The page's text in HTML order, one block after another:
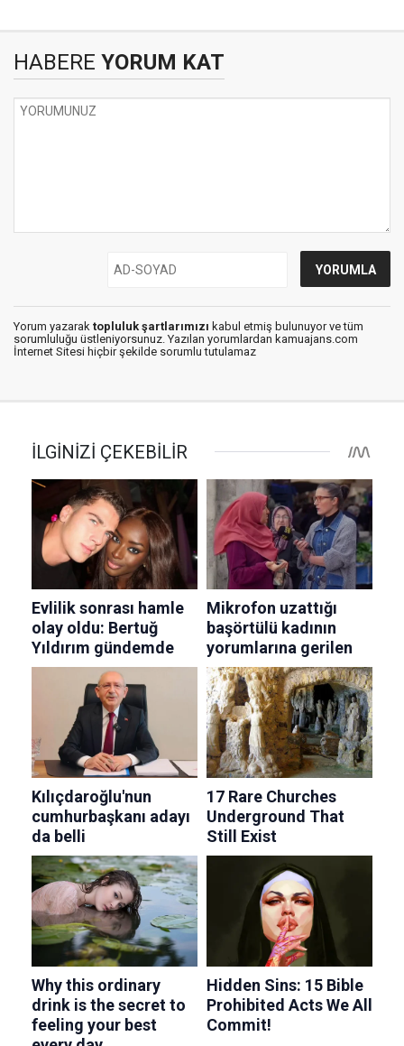
HABERE YORUM KAT
Yorum yazarak topluluk şartlarımızı kabul etmiş bulunuyor ve tüm
sorumluluğu üstleniyorsunuz. Yazılan yorumlardan kamuajans.com
İnternet Sitesi hiçbir şekilde sorumlu tutulamaz